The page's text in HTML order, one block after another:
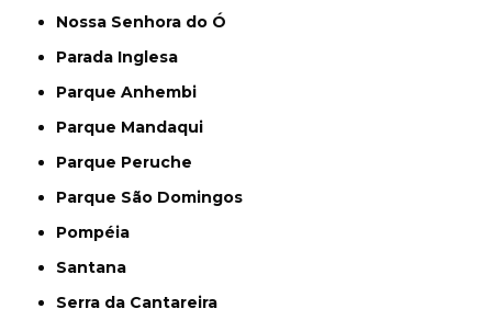
Nossa Senhora do Ó
Parada Inglesa
Parque Anhembi
Parque Mandaqui
Parque Peruche
Parque São Domingos
Pompéia
Santana
Serra da Cantareira